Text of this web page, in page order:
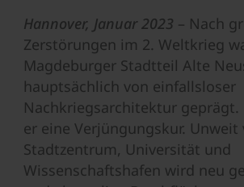
Hannover, Januar 2023 – Nach
Zerstörungen im 2. Weltkrieg
Magdeburger Stadtteil Alte
hauptsächlich von einfallsloser
Nachkriegsarchitektur geprägt.
er eine Verjüngungskur. Unweit
Stadtzentrum, Universität und
Wissenschaftshafen wird neu